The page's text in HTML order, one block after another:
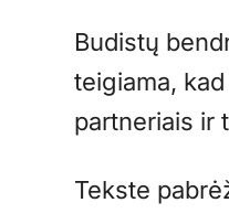
Budistų
teigiama,
partneriais ir
Tekste